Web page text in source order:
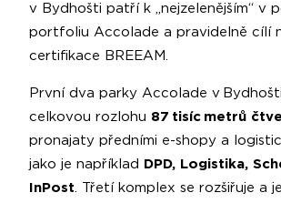
v Bydhošti patří k „nejzelenějším“ v
portfoliu Accolade a pravidelně cílí
certifikace BREEAM.
První dva parky Accolade v
celkovou rozlohu 87 tisíc metrů
pronajaty předními e-shopy a
jako je například DPD, Logistika,
InPost . Třetí komplex se rozšiřuje a